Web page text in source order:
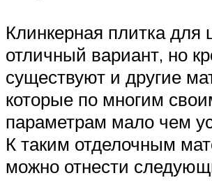
Клинкерная плитка для
отличный вариант, но
существуют и другие
которые по многим
параметрам мало чем
К таким отделочным
можно отнести